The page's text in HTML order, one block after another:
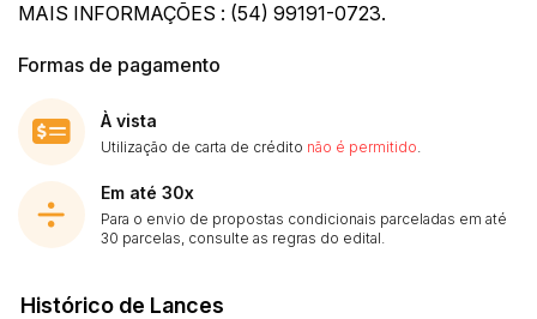
MAIS INFORMAÇÕES : (54) 99191-0723.
Formas de pagamento
À vista
Utilização de carta de crédito não é permitido
Em até 30x
Para o envio de propostas condicionais parceladas em até
30 parcelas, consulte as regras do edital.
Histórico de Lances